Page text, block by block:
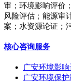
审；环境影响评价
风险评估；能源审
案；水资源论证；
核心咨询服务
广安环境影响
广安环境保